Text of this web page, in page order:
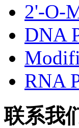
2'-O-
DNA
RNA
联系我